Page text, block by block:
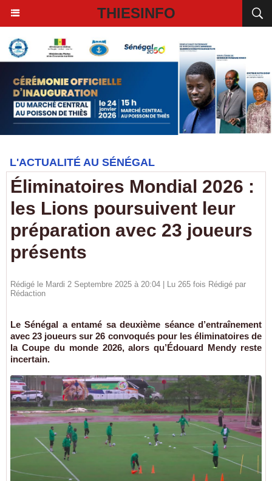
THIESINFO
L'ACTUALITÉ AU SÉNÉGAL
Éliminatoires Mondial 2026 :
les Lions poursuivent leur
préparation avec 23 joueurs
présents
Rédigé le Mardi 2 Septembre 2025 à 20:04 | Lu 265 fois Rédigé par
Rédaction
Le Sénégal a entamé sa deuxième séance d’entraînement
avec 23 joueurs sur 26 convoqués pour les éliminatoires de
la Coupe du monde 2026, alors qu’Édouard Mendy reste
incertain.